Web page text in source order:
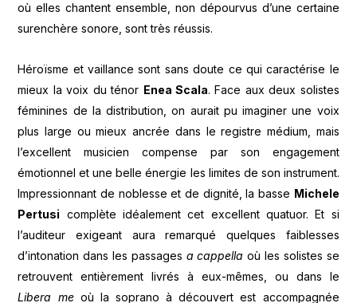
où elles chantent ensemble, non dépourvus d’une certaine
surenchère sonore, sont très réussis.
Héroïsme et vaillance sont sans doute ce qui caractérise le
mieux la voix du ténor Enea Scala. Face aux deux solistes
féminines de la distribution, on aurait pu imaginer une voix
plus large ou mieux ancrée dans le registre médium, mais
l’excellent musicien compense par son engagement
émotionnel et une belle énergie les limites de son instrument.
Impressionnant de noblesse et de dignité, la basse Michele
Pertusi complète idéalement cet excellent quatuor. Et si
l’auditeur exigeant aura remarqué quelques faiblesses
d’intonation dans les passages a cappella où les solistes se
retrouvent entièrement livrés à eux-mêmes, ou dans le
Libera meoù la soprano à découvert est accompagnée